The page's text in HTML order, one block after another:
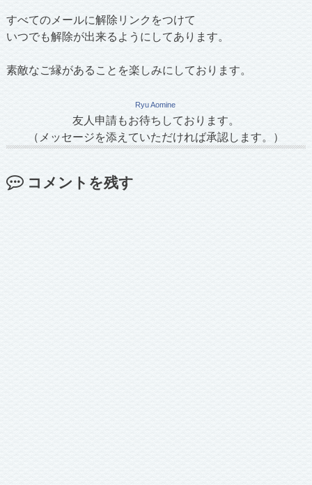
すべてのメールに解除リンクをつけて
いつでも解除が出来るようにしてあります。
素敵なご縁があることを楽しみにしております。
Ryu Aomine
友人申請もお待ちしております。
（メッセージを添えていただければ承認します。）
コメントを残す